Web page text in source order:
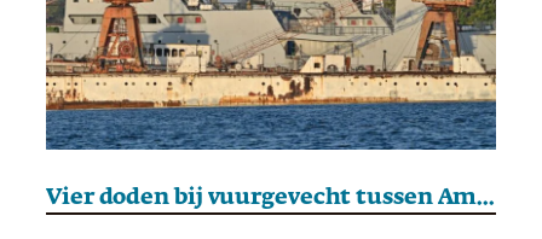
Vier doden bij vuurgevecht tussen Amerikaanse boot en Cubaanse kustwacht